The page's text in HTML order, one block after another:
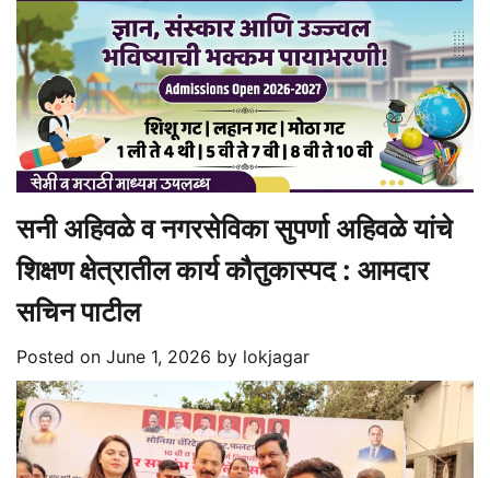
सनी अहिवळे व नगरसेविका सुपर्णा अहिवळे यांचे
शिक्षण क्षेत्रातील कार्य कौतुकास्पद : आमदार
सचिन पाटील
Posted on June 1, 2026 by lokjagar